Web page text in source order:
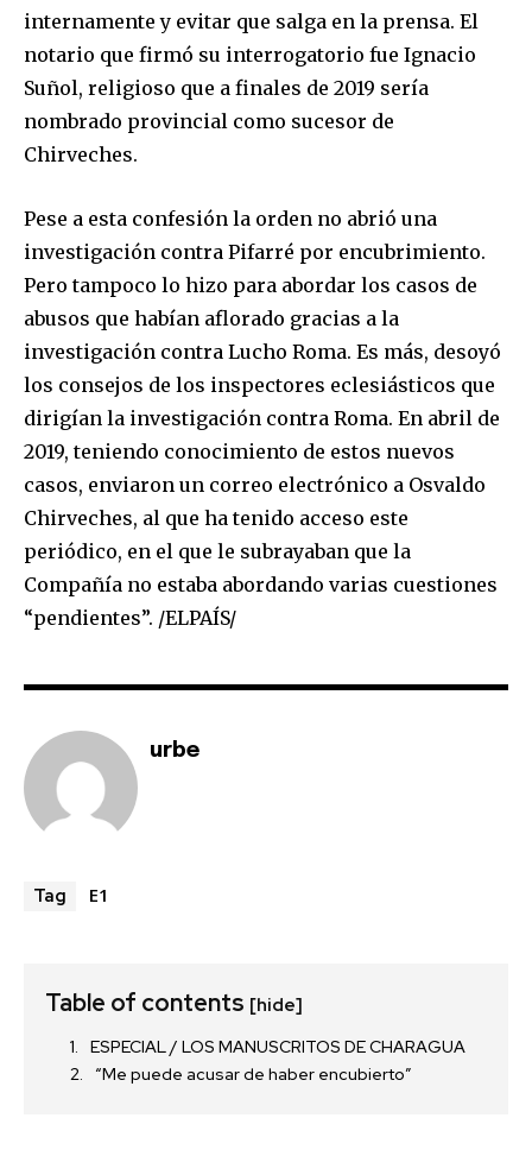
internamente y evitar que salga en la prensa. El
notario que firmó su interrogatorio fue Ignacio
Suñol, religioso que a finales de 2019 sería
nombrado provincial como sucesor de
Chirveches.
Pese a esta confesión la orden no abrió una
investigación contra Pifarré por encubrimiento.
Pero tampoco lo hizo para abordar los casos de
abusos que habían aflorado gracias a la
investigación contra Lucho Roma. Es más, desoyó
los consejos de los inspectores eclesiásticos que
dirigían la investigación contra Roma. En abril de
2019, teniendo conocimiento de estos nuevos
casos, enviaron un correo electrónico a Osvaldo
Chirveches, al que ha tenido acceso este
periódico, en el que le subrayaban que la
Compañía no estaba abordando varias cuestiones
“pendientes”. /ELPAÍS/
urbe
Tag E1
Table of contents [hide]
ESPECIAL / LOS MANUSCRITOS DE CHARAGUA
“Me puede acusar de haber encubierto”